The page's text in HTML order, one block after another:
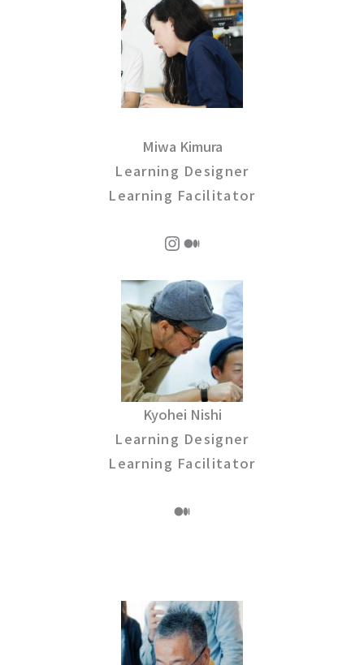
Miwa Kimura
Learning Designer
Learning Facilitator
InstagramMedium
Kyohei Nishi
Learning Designer
Learning Facilitator
Medium